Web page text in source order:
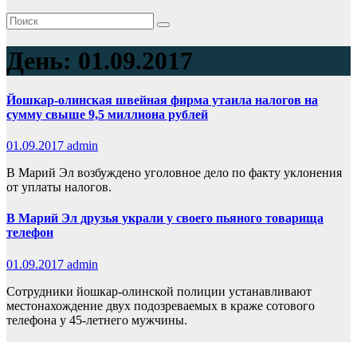
День: 01.09.2017
Йошкар-олинская швейная фирма утаила налогов на
сумму свыше 9,5 миллиона рублей
01.09.2017 admin
В Марий Эл возбуждено уголовное дело по факту уклонения
от уплаты налогов.
В Марий Эл друзья украли у своего пьяного товарища
телефон
01.09.2017 admin
Сотрудники йошкар-олинской полиции устанавливают
местонахождение двух подозреваемых в краже сотового
телефона у 45-летнего мужчины.